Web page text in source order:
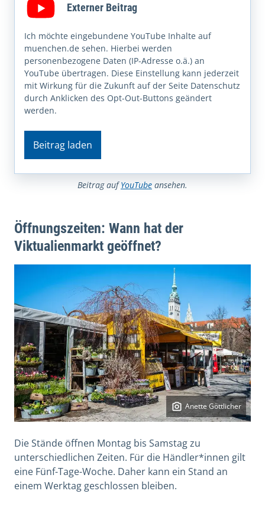
Externer Beitrag
Ich möchte eingebundene YouTube Inhalte auf
muenchen.de sehen. Hierbei werden
personenbezogene Daten (IP-Adresse o.ä.) an
YouTube übertragen. Diese Einstellung kann jederzeit
mit Wirkung für die Zukunft auf der Seite Datenschutz
durch Anklicken des Opt-Out-Buttons geändert
werden.
Beitrag laden
Beitrag aufYouTube ansehen.
Öffnungszeiten: Wann hat der
Viktualienmarkt geöffnet?
Anette Göttlicher
Die Stände öffnen Montag bis Samstag zu
unterschiedlichen Zeiten. Für die Händler*innen gilt
eine Fünf-Tage-Woche. Daher kann ein Stand an
einem Werktag geschlossen bleiben.